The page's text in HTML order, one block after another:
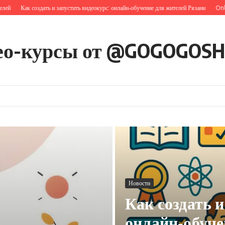
Как создать и запустить видеокурс: онлайн‑обучение для жителей Рязани Online
курсы от
Новости
Как создать